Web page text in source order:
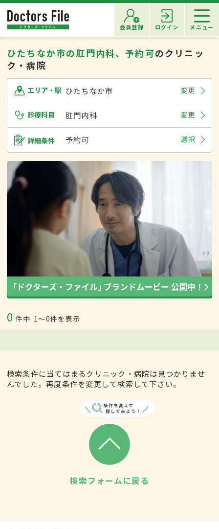
会員登録 ログイン メニュー
ひたちなか市の肛門内科、予約可のクリニッ
ク・病院
エリア・駅 ひたちなか市 変更
診療科目 肛門内科 変更
詳細条件 予約可 選択
0 件中 1〜0件を表示
検索条件に当てはまるクリニック・病院は見つかりませ
んでした。再度条件を変更して検索して下さい。
検索フォームに戻る